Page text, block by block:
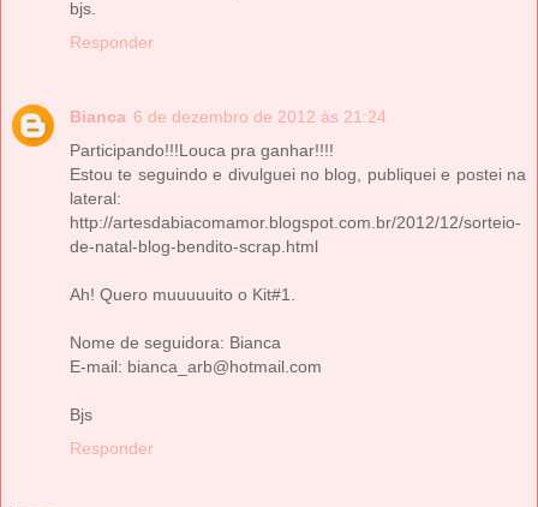
bjs.
Responder
Bianca 6 de dezembro de 2012 às 21:24
Participando!!!Louca pra ganhar!!!!
Estou te seguindo e divulguei no blog, publiquei e postei na
lateral:
http://artesdabiacomamor.blogspot.com.br/2012/12/sorteio-
de-natal-blog-bendito-scrap.html
Ah! Quero muuuuuito o Kit#1.
Nome de seguidora: Bianca
E-mail: bianca_arb@hotmail.com
Bjs
Responder